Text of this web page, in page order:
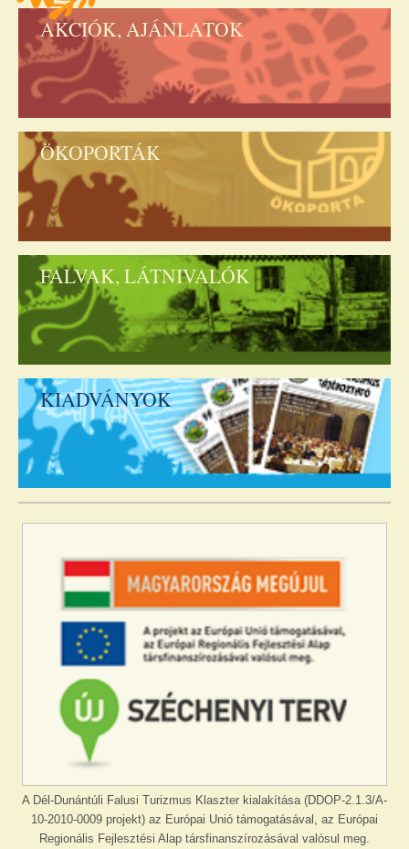
AKCIÓK, AJÁNLATOK
ÖKOPORTÁK
FALVAK, LÁTNIVALÓK
KIADVÁNYOK
A Dél-Dunántúli Falusi Turizmus Klaszter kialakítása (DDOP-2.1.3/A-
10-2010-0009 projekt) az Európai Unió támogatásával, az Európai
Regionális Fejlesztési Alap társfinanszírozásával valósul meg.